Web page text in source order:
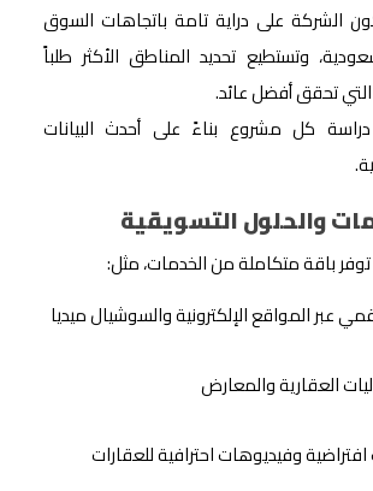
الشركة على دراية تامة باتجاهات السوق
وتستطيع تحديد المناطق الأكثر طلباً
تحقق أفضل عائد.
كل مشروع بناءً على أحدث البيانات
باقة متكاملة من الخدمات، مثل:
عبر المواقع الإلكترونية والسوشيال ميديا
العقارية والمعارض
وفيديوهات احترافية للعقارات